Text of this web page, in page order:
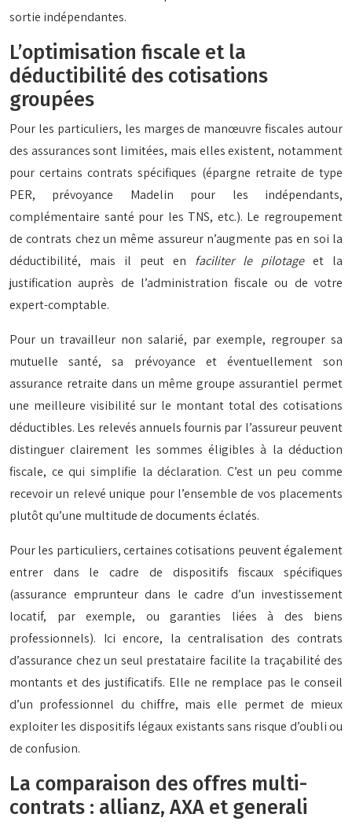
sortie indépendantes.
L’optimisation fiscale et la
déductibilité des cotisations
groupées
Pour les particuliers, les marges de manœuvre fiscales autour
des assurances sont limitées, mais elles existent, notamment
pour certains contrats spécifiques (épargne retraite de type
PER, prévoyance Madelin pour les indépendants,
complémentaire santé pour les TNS, etc.). Le regroupement
de contrats chez un même assureur n’augmente pas en soi la
déductibilité, mais il peut en faciliter le pilotageet la
justification auprès de l’administration fiscale ou de votre
expert-comptable.
Pour un travailleur non salarié, par exemple, regrouper sa
mutuelle santé, sa prévoyance et éventuellement son
assurance retraite dans un même groupe assurantiel permet
une meilleure visibilité sur le montant total des cotisations
déductibles. Les relevés annuels fournis par l’assureur peuvent
distinguer clairement les sommes éligibles à la déduction
fiscale, ce qui simplifie la déclaration. C’est un peu comme
recevoir un relevé unique pour l’ensemble de vos placements
plutôt qu’une multitude de documents éclatés.
Pour les particuliers, certaines cotisations peuvent également
entrer dans le cadre de dispositifs fiscaux spécifiques
(assurance emprunteur dans le cadre d’un investissement
locatif, par exemple, ou garanties liées à des biens
professionnels). Ici encore, la centralisation des contrats
d’assurance chez un seul prestataire facilite la traçabilité des
montants et des justificatifs. Elle ne remplace pas le conseil
d’un professionnel du chiffre, mais elle permet de mieux
exploiter les dispositifs légaux existants sans risque d’oubli ou
de confusion.
La comparaison des offres multi-
contrats : allianz, AXA et generali